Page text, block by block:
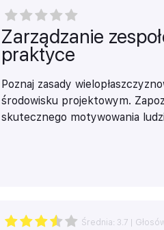
Zarządzanie
praktyce
Poznaj zasady
środowisku projektowym.
skutecznego motywowania
Średnia: 3.7 |